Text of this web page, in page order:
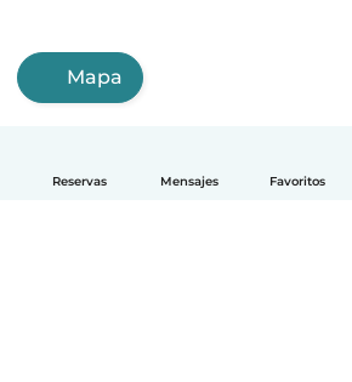
Reservas Mensajes Favoritos
Mapa